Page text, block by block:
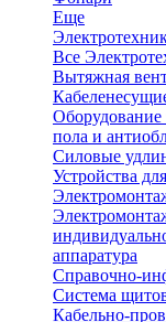
Еще
Все
Вытяжная
Оборудование
пола и
Силовые
Устройства
аппаратура
Справочно-
Система
Кабельно-